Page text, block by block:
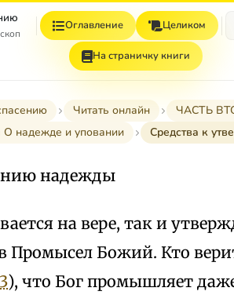
Оглавление Целиком
На страничку книги
Читать онлайн ЧАСТЬ
О надежде и уповании
Средства к
надежды
на вере, так и
Промысел Божий. Кто
), что Бог промышляет